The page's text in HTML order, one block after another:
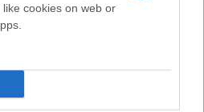
cookies on web or